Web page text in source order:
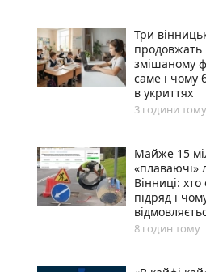
Три
змішаному
саме і чому
в укриттях
3 години тому
Майже 15
«плаваючі»
Вінниці:
підряд і
8 годин тому